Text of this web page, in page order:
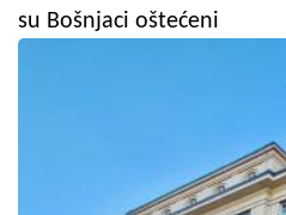
su Bošnjaci oštećeni